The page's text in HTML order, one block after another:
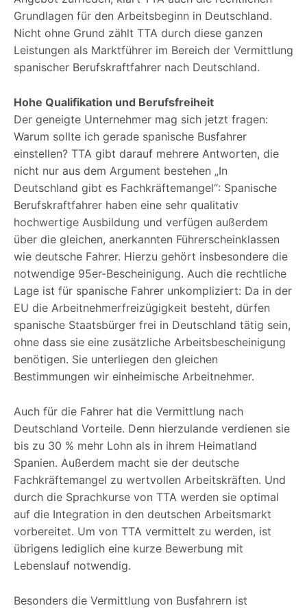
Grundlagen für den Arbeitsbeginn in Deutschland.
Nicht ohne Grund zählt TTA durch diese ganzen
Leistungen als Marktführer im Bereich der Vermittlung
spanischer Berufskraftfahrer nach Deutschland.
Hohe Qualifikation und Berufsfreiheit
Der geneigte Unternehmer mag sich jetzt fragen:
Warum sollte ich gerade spanische Busfahrer
einstellen? TTA gibt darauf mehrere Antworten, die
nicht nur aus dem Argument bestehen „In
Deutschland gibt es Fachkräftemangel“: Spanische
Berufskraftfahrer haben eine sehr qualitativ
hochwertige Ausbildung und verfügen außerdem
über die gleichen, anerkannten Führerscheinklassen
wie deutsche Fahrer. Hierzu gehört insbesondere die
notwendige 95er-Bescheinigung. Auch die rechtliche
Lage ist für spanische Fahrer unkompliziert: Da in der
EU die Arbeitnehmerfreizügigkeit besteht, dürfen
spanische Staatsbürger frei in Deutschland tätig sein,
ohne dass sie eine zusätzliche Arbeitsbescheinigung
benötigen. Sie unterliegen den gleichen
Bestimmungen wir einheimische Arbeitnehmer.
Auch für die Fahrer hat die Vermittlung nach
Deutschland Vorteile. Denn hierzulande verdienen sie
bis zu 30 % mehr Lohn als in ihrem Heimatland
Spanien. Außerdem macht sie der deutsche
Fachkräftemangel zu wertvollen Arbeitskräften. Und
durch die Sprachkurse von TTA werden sie optimal
auf die Integration in den deutschen Arbeitsmarkt
vorbereitet. Um von TTA vermittelt zu werden, ist
übrigens lediglich eine kurze Bewerbung mit
Lebenslauf notwendig.
Besonders die Vermittlung von Busfahrern ist